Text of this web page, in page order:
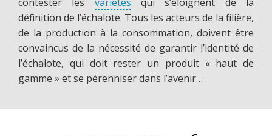
définition de l’échalote. Tous les acteurs de la filière,
de la production à la consommation, doivent être
convaincus de la nécessité de garantir l’identité de
l’échalote, qui doit rester un produit « haut de
gamme » et se pérenniser dans l’avenir…